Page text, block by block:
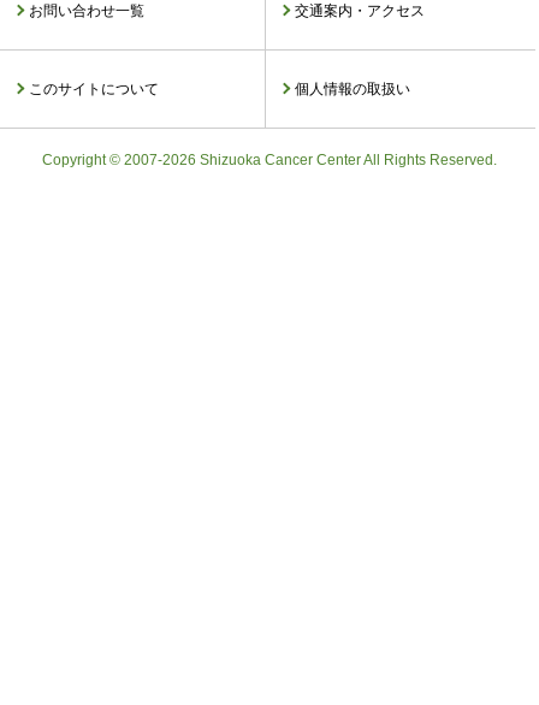
お問い合わせ一覧 交通案内・アクセス
このサイトについて 個人情報の取扱い
Copyright © 2007-2026 Shizuoka Cancer Center All Rights Reserved.